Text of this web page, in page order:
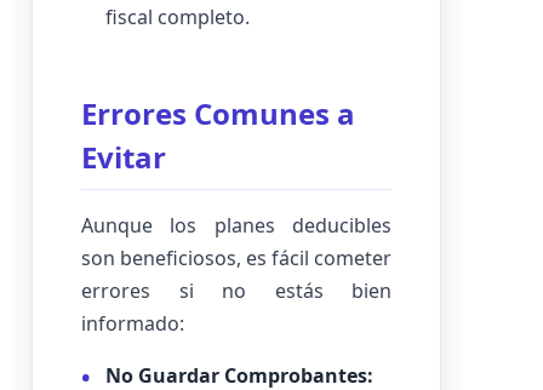
fiscal completo.
Errores Comunes a
Evitar
Aunque los planes deducibles
son beneficiosos, es fácil cometer
errores si no estás bien
informado:
No Guardar Comprobantes: